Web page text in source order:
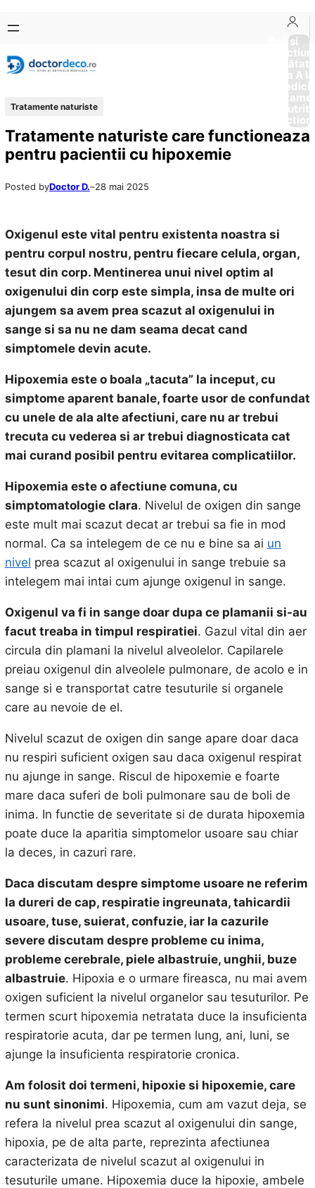
conținut
content
Boli si
Afectiuni
Sănătate
de la A
Tratamente naturiste
Tratamente naturiste care functioneaza
pentru pacientii cu hipoxemie
Posted byDoctor D.–28 mai 2025
Oxigenul este vital pentru existenta noastra si
pentru corpul nostru, pentru fiecare celula, organ,
tesut din corp. Mentinerea unui nivel optim al
oxigenului din corp este simpla, insa de multe ori
ajungem sa avem prea scazut al oxigenului in
sange si sa nu ne dam seama decat cand
simptomele devin acute.
Hipoxemia este o boala „tacuta” la inceput, cu
simptome aparent banale, foarte usor de confundat
cu unele de ala alte afectiuni, care nu ar trebui
trecuta cu vederea si ar trebui diagnosticata cat
mai curand posibil pentru evitarea complicatiilor.
Hipoxemia este o afectiune comuna, cu
simptomatologie clara. Nivelul de oxigen din sange
este mult mai scazut decat ar trebui sa fie in mod
normal. Ca sa intelegem de ce nu e bine sa ai un
nivel prea scazut al oxigenului in sange trebuie sa
intelegem mai intai cum ajunge oxigenul in sange.
Oxigenul va fi in sange doar dupa ce plamanii si-au
facut treaba in timpul respiratiei. Gazul vital din aer
circula din plamani la nivelul alveolelor. Capilarele
preiau oxigenul din alveolele pulmonare, de acolo e in
sange si e transportat catre tesuturile si organele
care au nevoie de el.
Nivelul scazut de oxigen din sange apare doar daca
nu respiri suficient oxigen sau daca oxigenul respirat
nu ajunge in sange. Riscul de hipoxemie e foarte
mare daca suferi de boli pulmonare sau de boli de
inima. In functie de severitate si de durata hipoxemia
poate duce la aparitia simptomelor usoare sau chiar
la deces, in cazuri rare.
Daca discutam despre simptome usoare ne referim
la dureri de cap, respiratie ingreunata, tahicardii
usoare, tuse, suierat, confuzie, iar la cazurile
severe discutam despre probleme cu inima,
probleme cerebrale, piele albastruie, unghii, buze
albastruie. Hipoxia e o urmare fireasca, nu mai avem
oxigen suficient la nivelul organelor sau tesuturilor. Pe
termen scurt hipoxemia netratata duce la insuficienta
respiratorie acuta, dar pe termen lung, ani, luni, se
ajunge la insuficienta respiratorie cronica.
Am folosit doi termeni, hipoxie si hipoxemie, care
nu sunt sinonimi. Hipoxemia, cum am vazut deja, se
refera la nivelul prea scazut al oxigenului din sange,
hipoxia, pe de alta parte, reprezinta afectiunea
caracterizata de nivelul scazut al oxigenului in
tesuturile umane. Hipoxemia duce la hipoxie, ambele